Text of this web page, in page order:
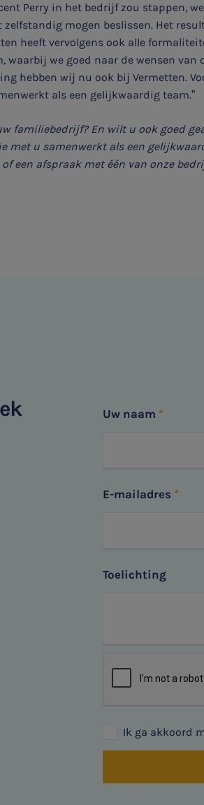
Perry in het bedrijf zou stappen,
mogen beslissen. Het
heeft vervolgens ook alle
waarbij we goed naar de wensen
hebben wij nu ook bij Vermetten.
als een gelijkwaardig team.”
familiebedrijf? En wilt u ook goed
met u samenwerkt als een
een afspraak met één van onze
Uw naam
E-mailadres
Toelichting
Ik ga akkoord